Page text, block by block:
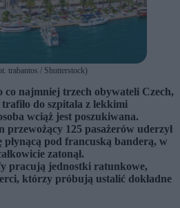
trabantos / Shutterstock)
co najmniej trzech obywateli Czech,
do szpitala z lekkimi
wciąż jest poszukiwana.
125 pasażerów uderzył
płynącą pod francuską banderą, w
zatonął.
pracują jednostki ratunkowe,
którzy próbują ustalić dokładne